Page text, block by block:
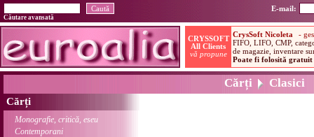
E-mail:
Căutare avansată
Cărți Clasici
Cărți
Monografie, critică, eseu
Contemporani